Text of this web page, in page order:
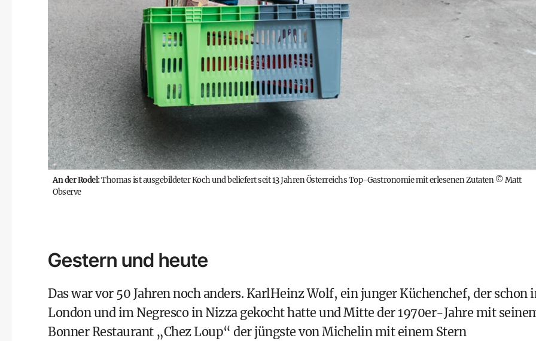
An der Rodel:Thomas ist ausgebildeter Koch und beliefert seit 13 Jahren Österreichs Top-Gastronomie mit erlesenen Zutaten©Matt
Observe
Gestern und heute
Das war vor 50 Jahren noch anders. KarlHeinz Wolf, ein junger Küchenchef, der schon
London und im Negresco in Nizza gekocht hatte und Mitte der 1970er-Jahre mit
Bonner Restaurant „Chez Loup“ der jüngste von Michelin mit einem Stern